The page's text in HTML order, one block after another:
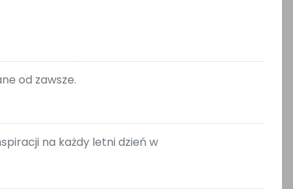
od zawsze.
na każdy letni dzień w